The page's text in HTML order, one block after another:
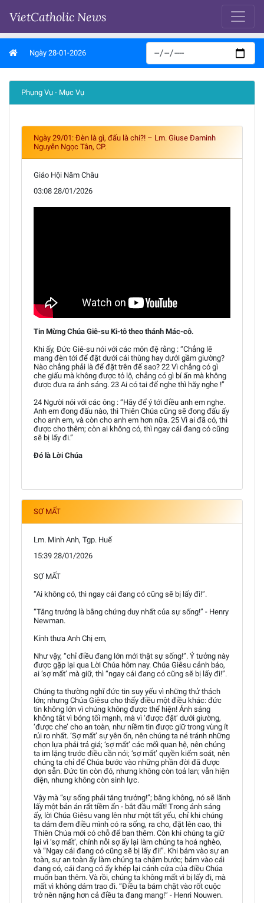
VietCatholic News
Ngày 28-01-2026
Phụng Vụ - Mục Vụ
Ngày 29/01: Đèn là gì, đấu là chi?! – Lm. Giuse Đaminh
Nguyễn Ngọc Tân, CP.
Giáo Hội Năm Châu
03:08 28/01/2026
Tin Mừng Chúa Giê-su Ki-tô theo thánh Mác-cô.
Khi ấy, Đức Giê-su nói với các môn đệ rằng : “Chẳng lẽ
mang đèn tới để đặt dưới cái thùng hay dưới gầm giường?
Nào chẳng phải là để đặt trên đế sao? 22 Vì chẳng có gì
che giấu mà không được tỏ lộ, chẳng có gì bí ẩn mà không
được đưa ra ánh sáng. 23 Ai có tai để nghe thì hãy nghe !”
24 Người nói với các ông : “Hãy để ý tới điều anh em nghe.
Anh em đong đấu nào, thì Thiên Chúa cũng sẽ đong đấu ấy
cho anh em, và còn cho anh em hơn nữa. 25 Vì ai đã có, thì
được cho thêm; còn ai không có, thì ngay cái đang có cũng
sẽ bị lấy đi.”
Đó là Lời Chúa
SỢ MẤT
Lm. Minh Anh, Tgp. Huế
15:39 28/01/2026
SỢ MẤT
“Ai không có, thì ngay cái đang có cũng sẽ bị lấy đi!”.
“Tăng trưởng là bằng chứng duy nhất của sự sống!” - Henry
Newman.
Kính thưa Anh Chị em,
Như vậy, “chỉ điều đang lớn mới thật sự sống!”. Ý tưởng này
được gặp lại qua Lời Chúa hôm nay. Chúa Giêsu cảnh báo,
ai ‘sợ mất’ mà giữ, thì “ngay cái đang có cũng sẽ bị lấy đi!”.
Chúng ta thường nghĩ đức tin suy yếu vì những thử thách
lớn; nhưng Chúa Giêsu cho thấy điều một điều khác: đức
tin không lớn vì chúng không được thể hiện! Ánh sáng
không tắt vì bóng tối mạnh, mà vì ‘được đặt’ dưới giường,
‘được che’ cho an toàn, như niềm tin được giữ trong vùng ít
rủi ro nhất. ‘Sợ mất’ sự yên ổn, nên chúng ta né tránh những
chọn lựa phải trả giá; ‘sợ mất’ các mối quan hệ, nên chúng
ta im lặng trước điều cần nói; ‘sợ mất’ quyền kiểm soát, nên
chúng ta chỉ để Chúa bước vào những phần đời đã được
dọn sẵn. Đức tin còn đó, nhưng không còn toả lan; vẫn hiện
diện, nhưng không còn sinh lực.
Vậy mà “sự sống phải tăng trưởng!”; bằng không, nó sẽ lãnh
lấy một bản án rất tiềm ẩn - bắt đầu mất! Trong ánh sáng
ấy, lời Chúa Giêsu vang lên như một tất yếu, chỉ khi chúng
ta dám đem điều mình có ra sống, ra cho, đặt lên cao, thì
Thiên Chúa mới có chỗ để ban thêm. Còn khi chúng ta giữ
lại vì ‘sợ mất’, chính nỗi sợ ấy lại làm chúng ta hoá nghèo,
và “Ngay cái đang có cũng sẽ bị lấy đi!”. Khi bám vào sự an
toàn, sự an toàn ấy làm chúng ta chậm bước; bám vào cái
đang có, cái đang có ấy khép lại cánh cửa của điều Chúa
muốn ban thêm. Và rồi, chúng ta không mất vì bị lấy đi, mà
mất vì không dám trao đi. “Điều ta bám chặt vào rốt cuộc
trở nên nặng hơn cả điều ta đang mang!” - Henri Nouwen.